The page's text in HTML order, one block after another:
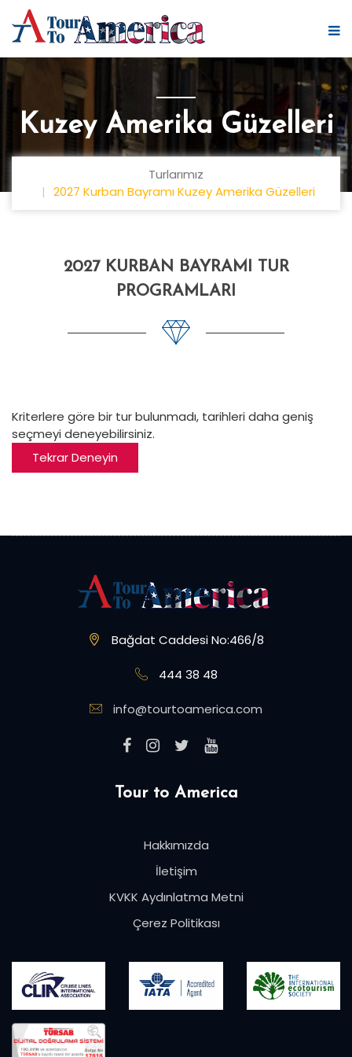
Kuzey Amerika Güzelleri
Turlarımız
2027 Kurban Bayramı Kuzey Amerika Güzelleri
2027 KURBAN BAYRAMI TUR
PROGRAMLARI
Kriterlere göre bir tur bulunmadı, tarihleri daha geniş
seçmeyi deneyebilirsiniz.
Tekrar Deneyin
Bağdat Caddesi No:466/8
444 38 48
info@tourtoamerica.com
Tour to America
Hakkımızda
İletişim
KVKK Aydınlatma Metni
Çerez Politikası